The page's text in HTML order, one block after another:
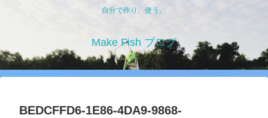
自分で作り、使う。
Make Fish ブログ
BEDCFFD6-1E86-4DA9-9868-